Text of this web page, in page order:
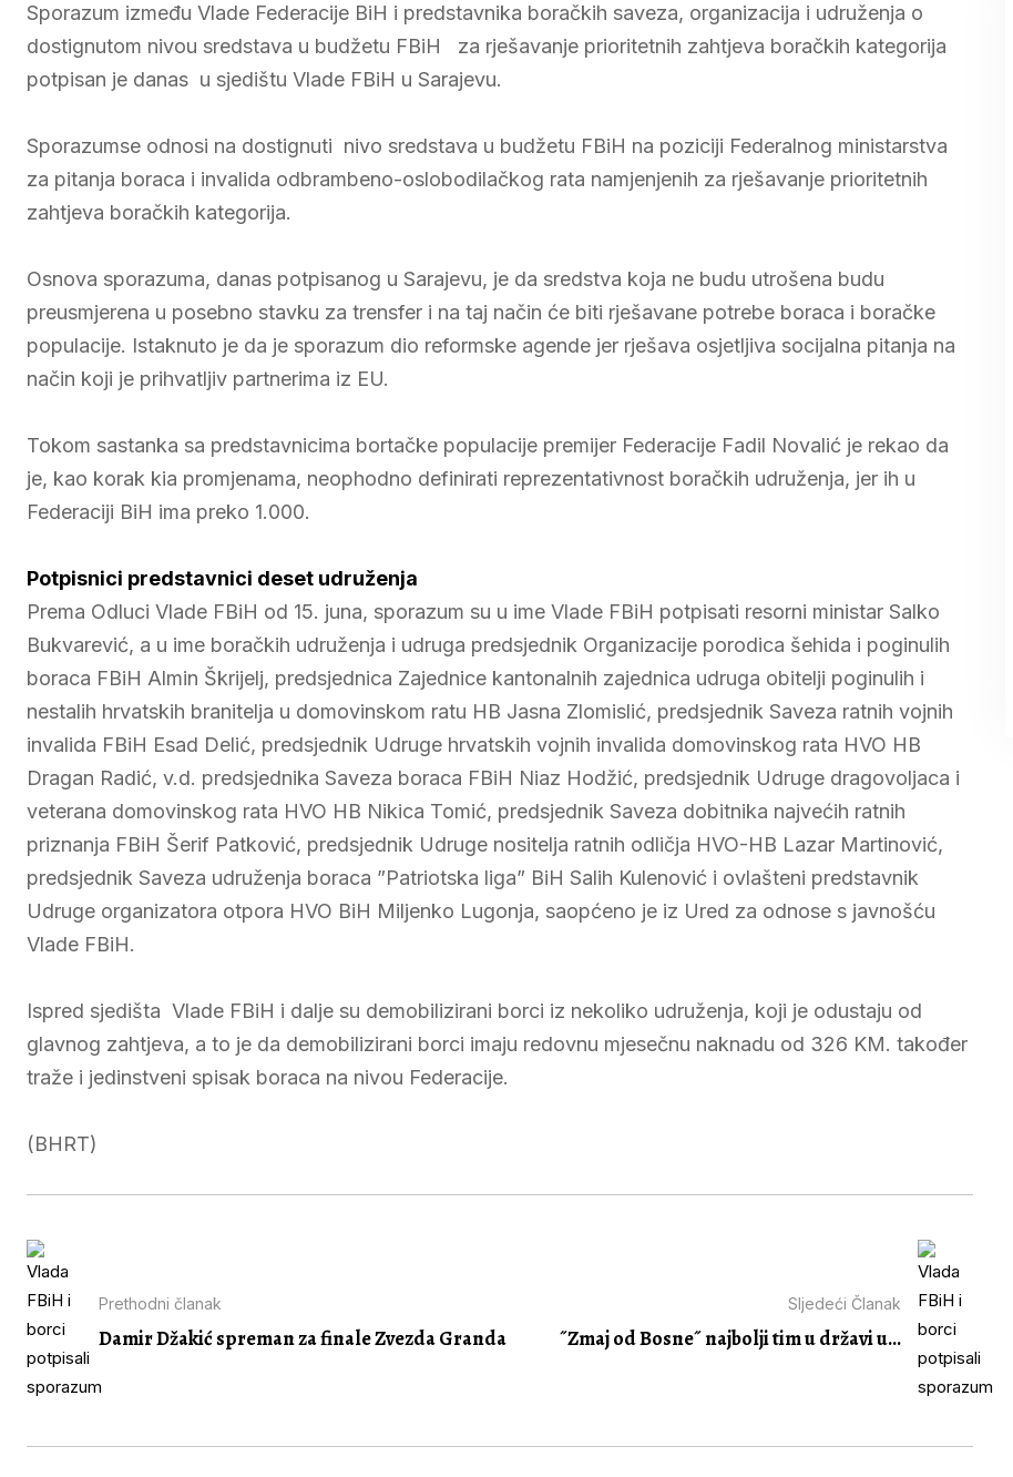
Sporazum između Vlade Federacije BiH i predstavnika boračkih saveza, organizacija i udruženja o
dostignutom nivou sredstava u budžetu FBiH za rješavanje prioritetnih zahtjeva boračkih kategorija
potpisan je danas u sjedištu Vlade FBiH u Sarajevu.
Sporazumse odnosi na dostignuti nivo sredstava u budžetu FBiH na poziciji Federalnog ministarstva
za pitanja boraca i invalida odbrambeno-oslobodilačkog rata namjenjenih za rješavanje prioritetnih
zahtjeva boračkih kategorija.
Osnova sporazuma, danas potpisanog u Sarajevu, je da sredstva koja ne budu utrošena budu
preusmjerena u posebno stavku za trensfer i na taj način će biti rješavane potrebe boraca i boračke
populacije. Istaknuto je da je sporazum dio reformske agende jer rješava osjetljiva socijalna pitanja na
način koji je prihvatljiv partnerima iz EU.
Tokom sastanka sa predstavnicima bortačke populacije premijer Federacije Fadil Novalić je rekao da
je, kao korak kia promjenama, neophodno definirati reprezentativnost boračkih udruženja, jer ih u
Federaciji BiH ima preko 1.000.
Potpisnici predstavnici deset udruženja
Prema Odluci Vlade FBiH od 15. juna, sporazum su u ime Vlade FBiH potpisati resorni ministar Salko
Bukvarević, a u ime boračkih udruženja i udruga predsjednik Organizacije porodica šehida i poginulih
boraca FBiH Almin Škrijelj, predsjednica Zajednice kantonalnih zajednica udruga obitelji poginulih i
nestalih hrvatskih branitelja u domovinskom ratu HB Jasna Zlomislić, predsjednik Saveza ratnih vojnih
invalida FBiH Esad Delić, predsjednik Udruge hrvatskih vojnih invalida domovinskog rata HVO HB
Dragan Radić, v.d. predsjednika Saveza boraca FBiH Niaz Hodžić, predsjednik Udruge dragovoljaca i
veterana domovinskog rata HVO HB Nikica Tomić, predsjednik Saveza dobitnika najvećih ratnih
priznanja FBiH Šerif Patković, predsjednik Udruge nositelja ratnih odličja HVO-HB Lazar Martinović,
predsjednik Saveza udruženja boraca ”Patriotska liga” BiH Salih Kulenović i ovlašteni predstavnik
Udruge organizatora otpora HVO BiH Miljenko Lugonja, saopćeno je iz Ured za odnose s javnošću
Vlade FBiH.
Ispred sjedišta Vlade FBiH i dalje su demobilizirani borci iz nekoliko udruženja, koji je odustaju od
glavnog zahtjeva, a to je da demobilizirani borci imaju redovnu mjesečnu naknadu od 326 KM. također
traže i jedinstveni spisak boraca na nivou Federacije.
(BHRT)
Prethodni članak
Damir Džakić spreman za finale Zvezda Granda
Sljedeći Članak
˝Zmaj od Bosne˝ najbolji tim u državi u...